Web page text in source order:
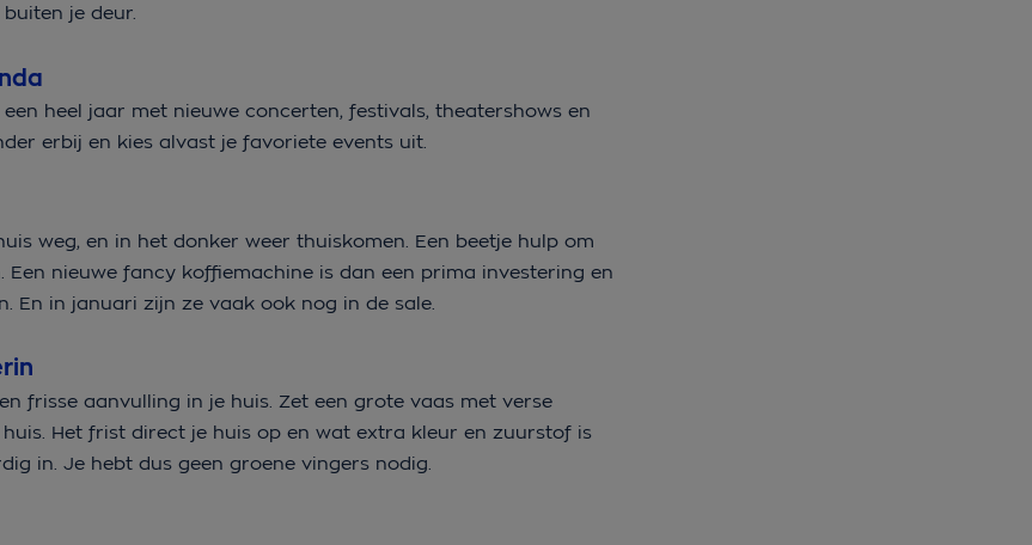
je deur.
heel jaar met nieuwe concerten, festivals, theatershows en
erbij en kies alvast je favoriete events uit.
weg, en in het donker weer thuiskomen. Een beetje hulp om
nieuwe fancy koffiemachine is dan een prima investering en
En in januari zijn ze vaak ook nog in de sale.
frisse aanvulling in je huis. Zet een grote vaas met verse
Het frist direct je huis op en wat extra kleur en zuurstof is
in. Je hebt dus geen groene vingers nodig.